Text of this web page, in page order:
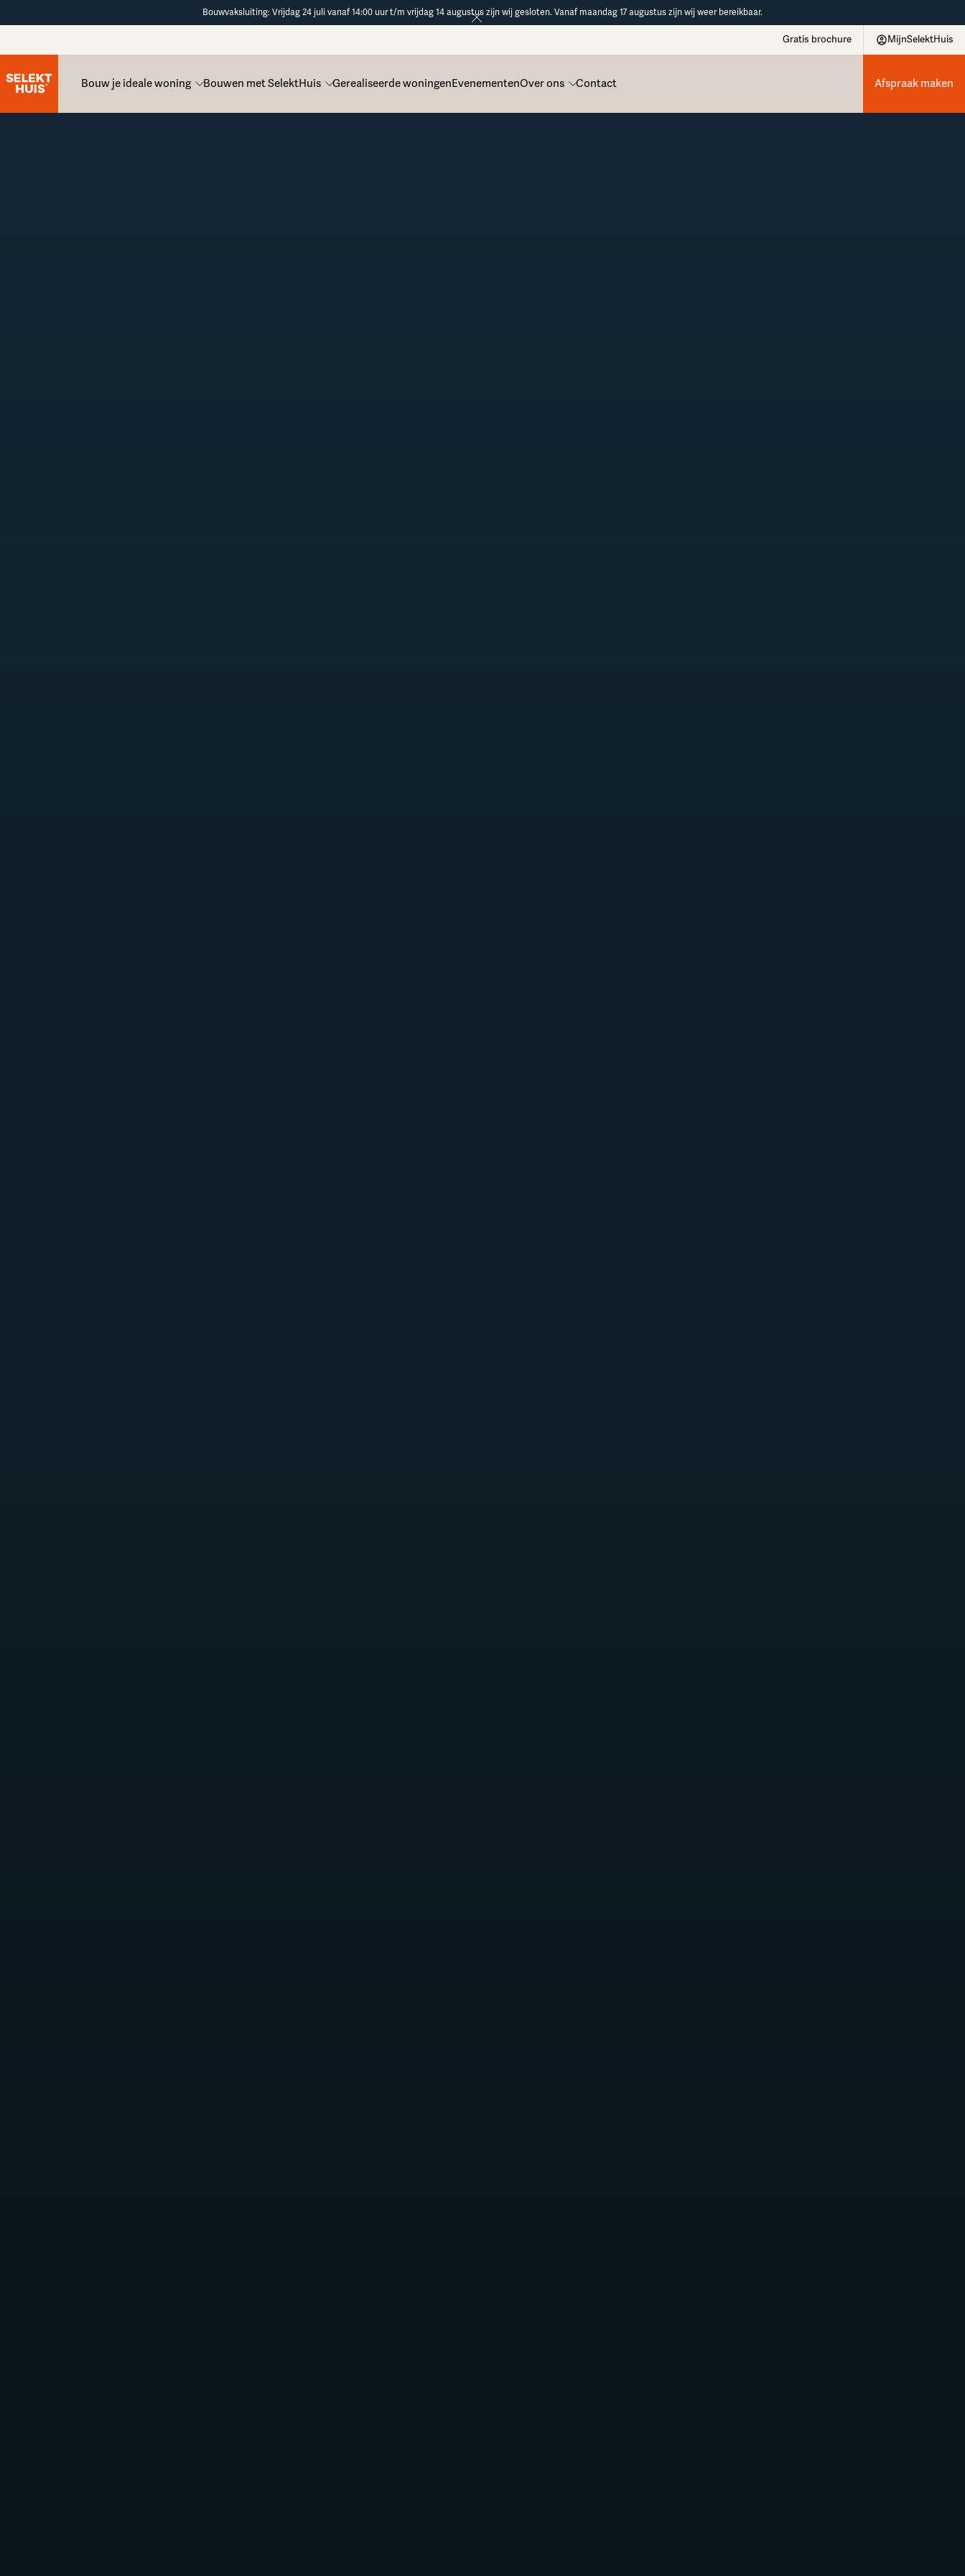
Bouwvaksluiting: Vrijdag 24 juli vanaf 14:00 uur t/m vrijdag 14 augustus zijn wij gesloten. Vanaf maandag 17 augustus zijn wij weer bereikbaar.
Bouw je ideale woning Bouwen met SelektHuis Gerealiseerde woningenEvenementenOver ons Contact
Gratis brochure MijnSelektHuis
Afspraak maken